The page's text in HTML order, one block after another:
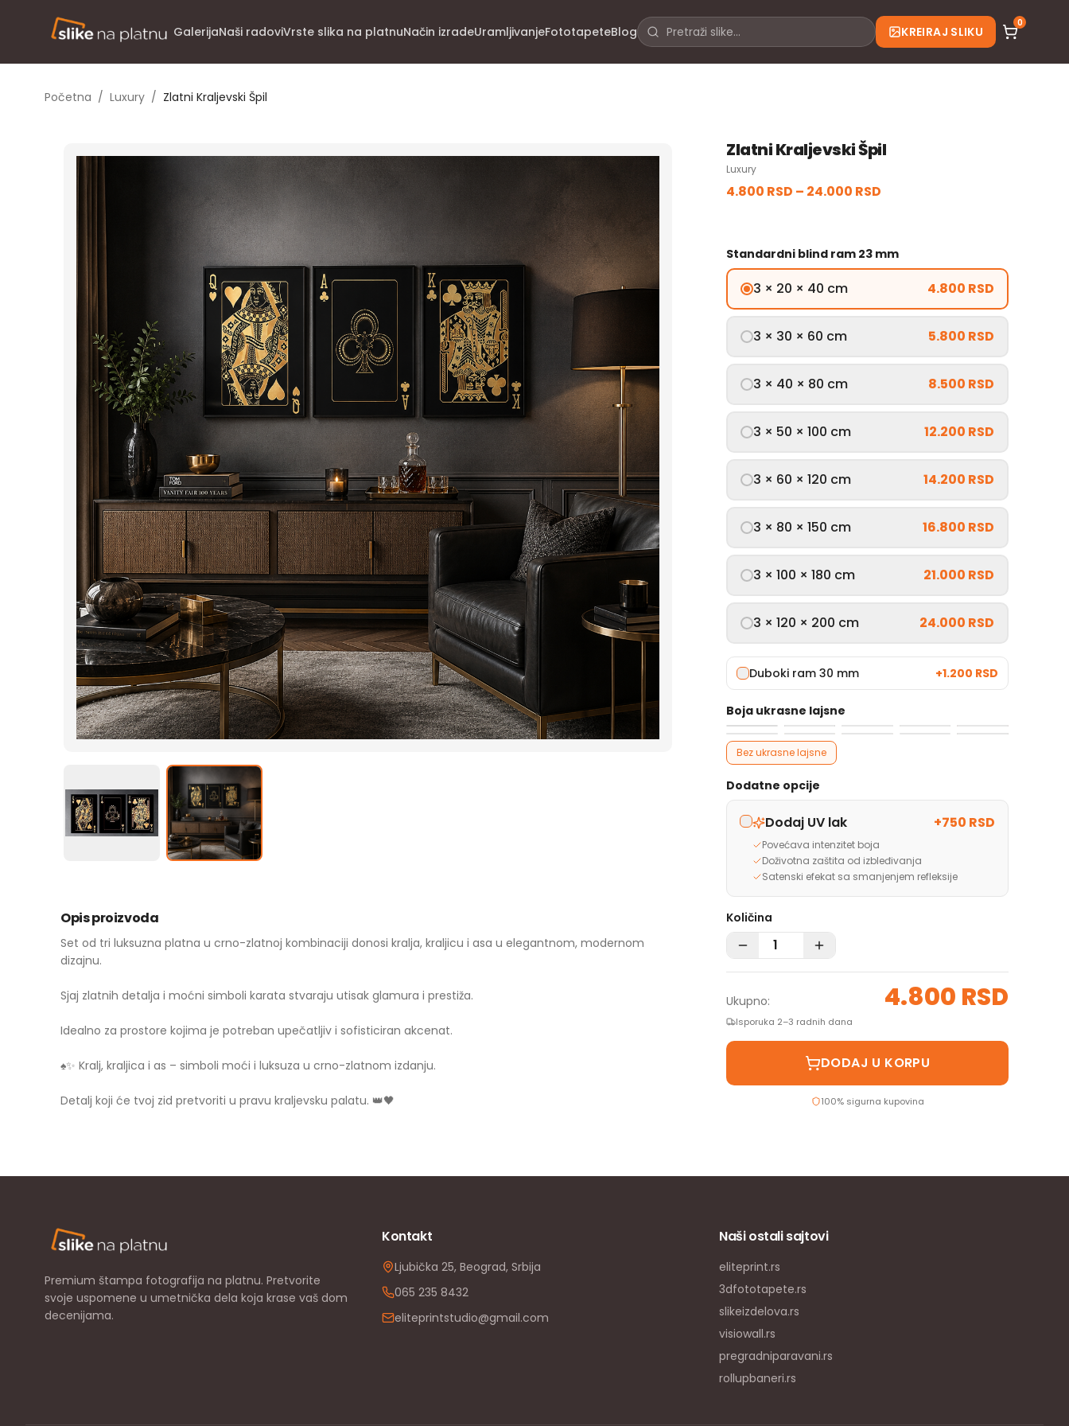
GalerijaNaši radoviVrste slika na platnuNačin izradeUramljivanjeFototapeteBlog KREIRAJ SLIKU
0
Početna / Luxury / Zlatni Kraljevski Špil
Opis proizvoda
Set od tri luksuzna platna u crno-zlatnoj kombinaciji donosi kralja, kraljicu i asa u elegantnom, modernom
dizajnu.
Sjaj zlatnih detalja i moćni simboli karata stvaraju utisak glamura i prestiža.
Idealno za prostore kojima je potreban upečatljiv i sofisticiran akcenat.
♠️✨ Kralj, kraljica i as – simboli moći i luksuza u crno-zlatnom izdanju.
Detalj koji će tvoj zid pretvoriti u pravu kraljevsku palatu. 👑🖤
Zlatni Kraljevski Špil
Luxury
4.800 RSD – 24.000 RSD
Standardni blind ram 23 mm
3 × 20 × 40 cm 4.800 RSD
3 × 30 × 60 cm 5.800 RSD
3 × 40 × 80 cm 8.500 RSD
3 × 50 × 100 cm 12.200 RSD
3 × 60 × 120 cm 14.200 RSD
3 × 80 × 150 cm 16.800 RSD
3 × 100 × 180 cm 21.000 RSD
3 × 120 × 200 cm 24.000 RSD
Duboki ram 30 mm +1.200 RSD
Boja ukrasne lajsne
Bez ukrasne lajsne
Dodatne opcije
Dodaj UV lak +750 RSD
Povećava intenzitet boja
Doživotna zaštita od izbleđivanja
Satenski efekat sa smanjenjem refleksije
Količina
Ukupno: 4.800 RSD
Isporuka 2–3 radnih dana
DODAJ U KORPU
100% sigurna kupovina
Premium štampa fotografija na platnu. Pretvorite
svoje uspomene u umetnička dela koja krase vaš dom
decenijama.
Kontakt
Ljubička 25, Beograd, Srbija
065 235 8432
eliteprintstudio@gmail.com
Naši ostali sajtovi
eliteprint.rs
3dfototapete.rs
slikeizdelova.rs
visiowall.rs
pregradniparavani.rs
rollupbaneri.rs